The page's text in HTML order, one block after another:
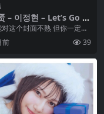
– 이정현 – Let’s Go T
(1999) FLAC
这个封面不熟 但你一定听
贤唱的歌曲 哇 和 换掉。对
郑秀文...
前 39